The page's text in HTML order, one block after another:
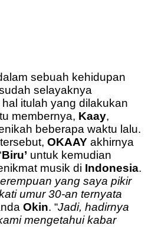
sebuah kehidupan
selayaknya
itulah yang dilakukan
membernya, Kaay,
beberapa waktu lalu.
OKAAY akhirnya
Biru’ untuk kemudian
musik di Indonesia.
yang saya pikir
umur 30-an ternyata
Okin. “Jadi, hadirnya
mengetahui kabar